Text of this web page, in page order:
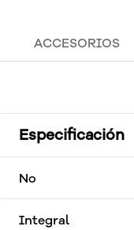
ACCESORIOS
Especificación
No
Integral